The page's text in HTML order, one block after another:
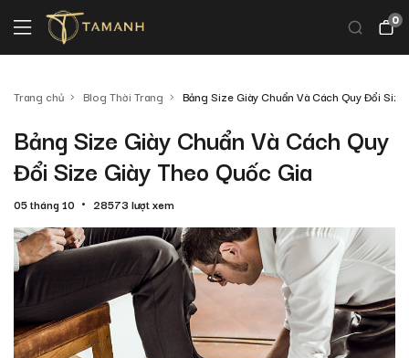
0
Trang chủ Blog Thời Trang Bảng Size Giày Chuẩn Và Cách Quy Đổi
Bảng Size Giày Chuẩn Và Cách Quy
Đổi Size Giày Theo Quốc Gia
05 tháng 10 28573 lượt xem